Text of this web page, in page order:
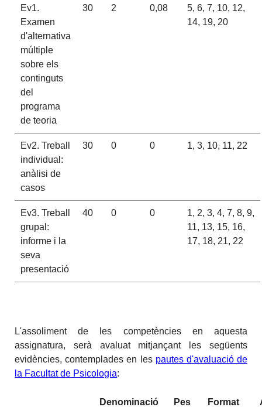
Ev1.
Examen
d'alternativa
múltiple
sobre els
continguts
del
programa
de teoria
30 2 0,08
5, 6, 7, 10, 12,
14, 19, 20
Ev2. Treball
individual:
anàlisi de
casos
30 0 0 1, 3, 10, 11, 22
Ev3. Treball
grupal:
informe i la
seva
presentació
40 0 0
1, 2, 3, 4, 7, 8, 9,
11, 13, 15, 16,
17, 18, 21, 22
L'assoliment de les competències en aquesta
assignatura, serà avaluat mitjançant les següents
evidències, contemplades en les pautes d'avaluació de
la Facultat de Psicologia:
Denominació Pes Format